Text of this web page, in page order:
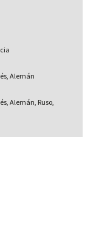
Alemán
Alemán, Ruso,